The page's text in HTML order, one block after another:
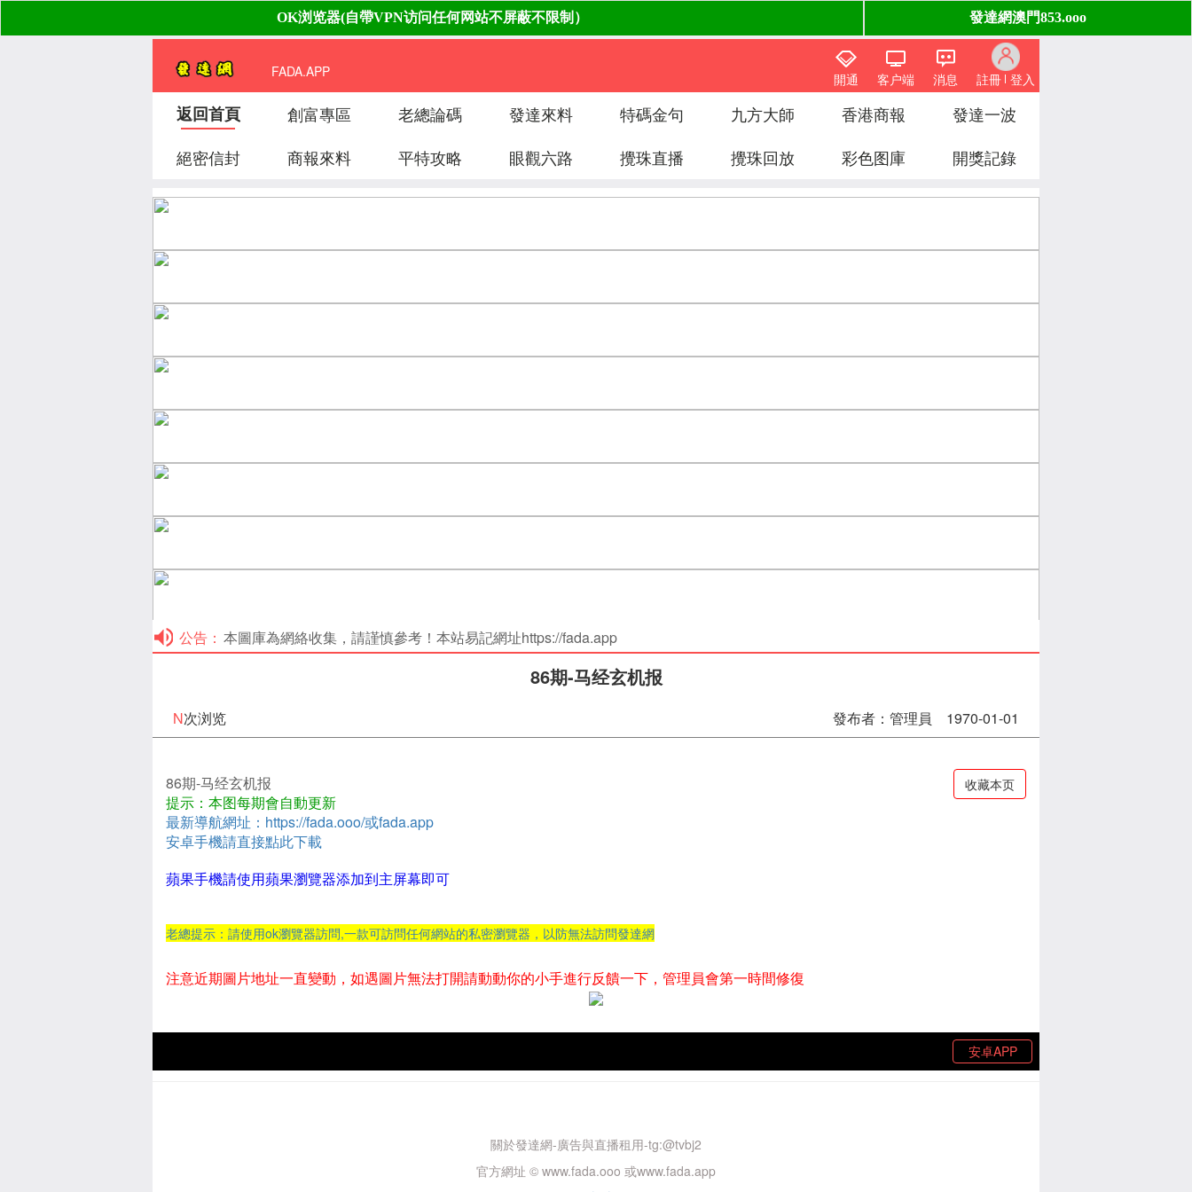
FADA.APP 註冊 登入
消息
客户端
開通
返回首頁 創富專區 老總論碼 發達來料 特碼金句 九方大師 香港商報
發達一波
絕密信封
商報來料 平特攻略 眼觀六路 攪珠直播 攪珠回放 彩色图庫 開獎記錄
公告： 本圖庫為網絡收集，請謹慎參考！本站易記網址https://fada.app
86期-马经玄机报
N次浏览 發布者：管理員 1970-01-01
86期-马经玄机报 收藏本页
提示：本图每期會自動更新
最新導航網址：https://fada.ooo/或fada.app
安卓手機請直接點此下載
蘋果手機請使用蘋果瀏覽器添加到主屏幕即可
老總提示：請使用ok瀏覽器訪問,一款可訪問任何網站的私密瀏覽器，以防無法訪問發達網
注意近期圖片地址一直變動，如遇圖片無法打開請動動你的小手進行反饋一下，管理員會第一時間修復
安卓APP
關於發達網-廣告與直播租用-tg:@tvbj2
官方網址 © www.fada.ooo 或www.fada.app